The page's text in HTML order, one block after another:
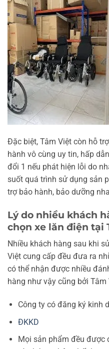
Đặc biệt, Tâm Việt còn hỗ
hành vô cùng uy tin, hấp
đổi 1 nếu phát hiện lỗi do
suốt quá trình sử dụng sản
trợ bảo hành, bảo dưỡng
Lý do nhiều khách
chọn xe lăn điện tại
Nhiều khách hàng sau khi
Việt cung cấp đều đưa ra
có thể nhận được nhiều
hàng như vậy cũng bởi
Công ty có đăng ký kinh
ĐKKD
Mọi sản phẩm đều được